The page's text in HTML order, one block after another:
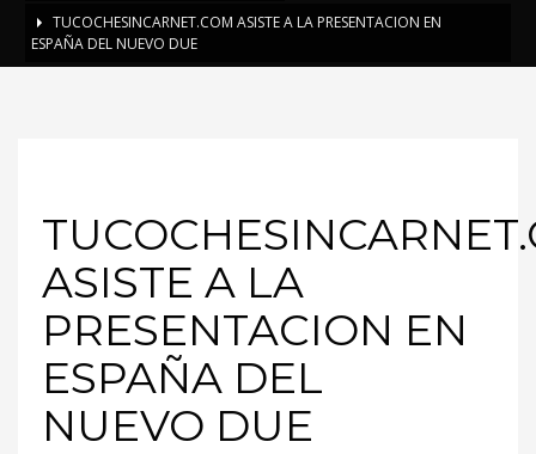
TUCOCHESINCARNET.COM ASISTE A LA PRESENTACION EN
ESPAÑA DEL NUEVO DUE
ASISTE A LA
PRESENTACION EN
ESPAÑA DEL
NUEVO DUE